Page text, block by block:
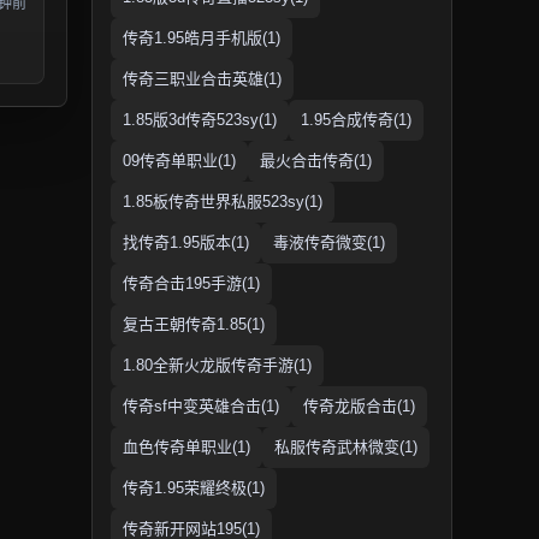
传奇1.95皓月手机版(1)
传奇三职业合击英雄(1)
1.85版3d传奇523sy(1) 1.95合成传奇(1)
09传奇单职业(1) 最火合击传奇(1)
1.85板传奇世界私服523sy(1)
找传奇1.95版本(1) 毒液传奇微变(1)
传奇合击195手游(1)
复古王朝传奇1.85(1)
1.80全新火龙版传奇手游(1)
传奇sf中变英雄合击(1) 传奇龙版合击(1)
血色传奇单职业(1) 私服传奇武林微变(1)
传奇1.95荣耀终极(1)
传奇新开网站195(1)